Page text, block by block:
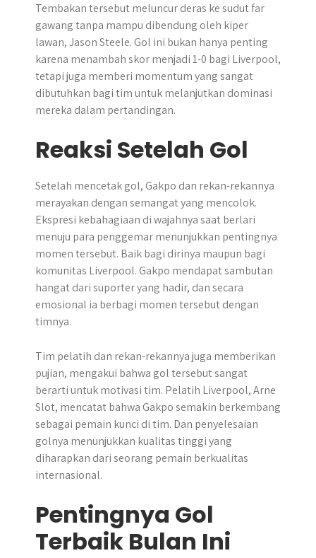
Tembakan tersebut meluncur deras ke sudut far
gawang tanpa mampu dibendung oleh kiper
lawan, Jason Steele. Gol ini bukan hanya penting
karena menambah skor menjadi 1-0 bagi Liverpool,
tetapi juga memberi momentum yang sangat
dibutuhkan bagi tim untuk melanjutkan dominasi
mereka dalam pertandingan.
Reaksi Setelah Gol
Setelah mencetak gol, Gakpo dan rekan-rekannya
merayakan dengan semangat yang mencolok.
Ekspresi kebahagiaan di wajahnya saat berlari
menuju para penggemar menunjukkan pentingnya
momen tersebut. Baik bagi dirinya maupun bagi
komunitas Liverpool. Gakpo mendapat sambutan
hangat dari suporter yang hadir, dan secara
emosional ia berbagi momen tersebut dengan
timnya.
Tim pelatih dan rekan-rekannya juga memberikan
pujian, mengakui bahwa gol tersebut sangat
berarti untuk motivasi tim. Pelatih Liverpool, Arne
Slot, mencatat bahwa Gakpo semakin berkembang
sebagai pemain kunci di tim. Dan penyelesaian
golnya menunjukkan kualitas tinggi yang
diharapkan dari seorang pemain berkualitas
internasional.
Pentingnya Gol
Terbaik Bulan Ini